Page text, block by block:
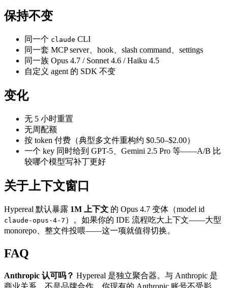
保持不变
同一个 claude CLI
同一套 MCP server、hook、slash command、settings
同一族 Opus 4.7 / Sonnet 4.6 / Haiku 4.5
自定义 agent 的 SDK 不变
变化
无 5 小时重置
无周配额
按 token 付费（典型多文件重构约 $0.50–$2.00）
一个 key 同时给到 GPT-5、Gemini 2.5 Pro 等——A/B 比
较哪个模型写补丁更好
关于上下文窗口
Hypereal 默认暴露 1M 上下文 的 Opus 4.7 变体（model id
claude-opus-4-7 ）。如果你的 IDE 流程吃大上下文——大型
monorepo、整文件投喂——这一项就值得切换。
FAQ
Anthropic 认可吗？ Hypereal 是独立聚合器。与 Anthropic 是
商业关系，不是品牌合作。你现有的 Anthropic 账号不受影